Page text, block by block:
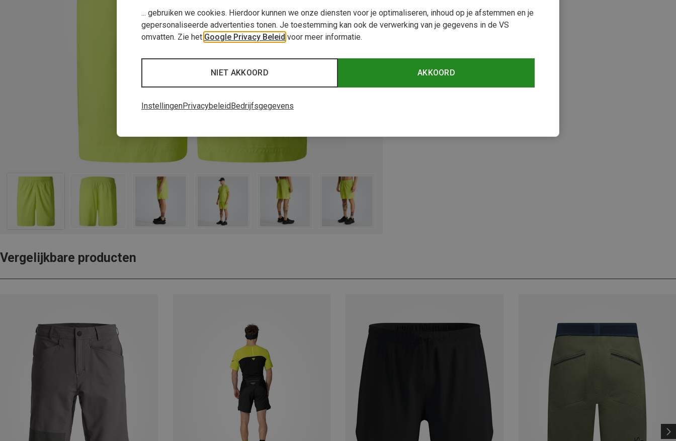
Vergelijkbare producten
... gebruiken we cookies. Hierdoor kunnen we onze diensten voor je optimaliseren, inhoud op je afstemmen en je
gepersonaliseerde advertenties tonen. Je toestemming kan ook de verwerking van je gegevens in de VS
omvatten. Zie het Google Privacy Beleid voor meer informatie.
AKKOORD
NIET AKKOORD
InstellingenPrivacybeleid Bedrijfsgegevens